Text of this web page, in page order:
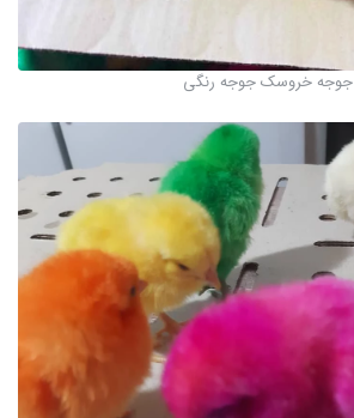
جوجه خروسک جوجه رنگی